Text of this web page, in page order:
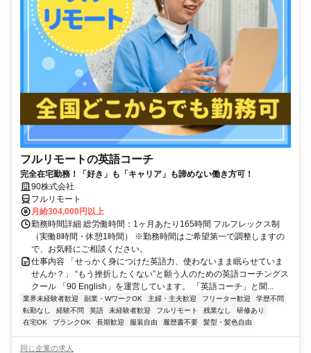
フルリモートの英語コーチ
完全在宅勤務！「好き」も「キャリア」も諦めない働き方可！
90株式会社
フルリモート
月給304,000円以上
勤務時間詳細 総労働時間：1ヶ月あたり165時間 フルフレックス制
（実働8時間・休憩1時間） ※勤務時間はご希望第一で調整しますの
で、お気軽にご相談ください。
仕事内容 「せっかく身につけた英語力、使わないまま眠らせていま
せんか？」 “もう挫折したくない”と願う人のための英語コーチングス
クール 「90 English」を運営しています。 「英語コーチ」と聞...
業界未経験者歓迎 副業・WワークOK 主婦・主夫歓迎 フリーター歓迎
学歴不問
転勤なし
経験不問 英語 未経験者歓迎 フルリモート 残業なし
研修あり
在宅OK
ブランクOK 長期歓迎 服装自由 履歴書不要 髪型・髪色自由
同じ企業の求人